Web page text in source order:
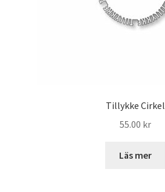
Tillykke Cirkel
55.00 kr
Läs mer